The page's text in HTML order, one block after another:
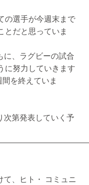
の選手が今週末まで
とだと思っていま
、ラグビーの試合
に努力していきます
を終えていま
第発表していく予
、ヒト・ コミュニ